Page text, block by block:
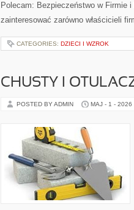
Polecam: Bezpieczeństwo w Firmie
zainteresować zarówno właścicieli
CATEGORIES: DZIECI I WZROK
CHUSTY I
POSTED BY ADMIN MAJ - 1 - 2026